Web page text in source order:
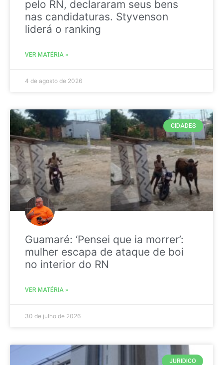
pelo RN, declararam seus bens
nas candidaturas. Styvenson
liderá o ranking
VER MATÉRIA »
4 de agosto de 2026
CIDADES
Guamaré: ‘Pensei que ia morrer’:
mulher escapa de ataque de boi
no interior do RN
VER MATÉRIA »
30 de julho de 2026
JURIDICO